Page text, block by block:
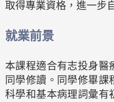
取得專業資格，進一步
就業前景
本課程適合有志投身醫
同學修讀。同學修畢課
科學和基本病理詞彙有